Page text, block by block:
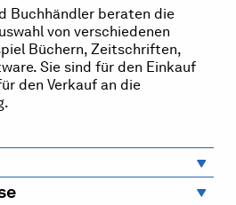
Buchhändler beraten die
von verschiedenen
Büchern, Zeitschriften,
Sie sind für den Einkauf
den Verkauf an die